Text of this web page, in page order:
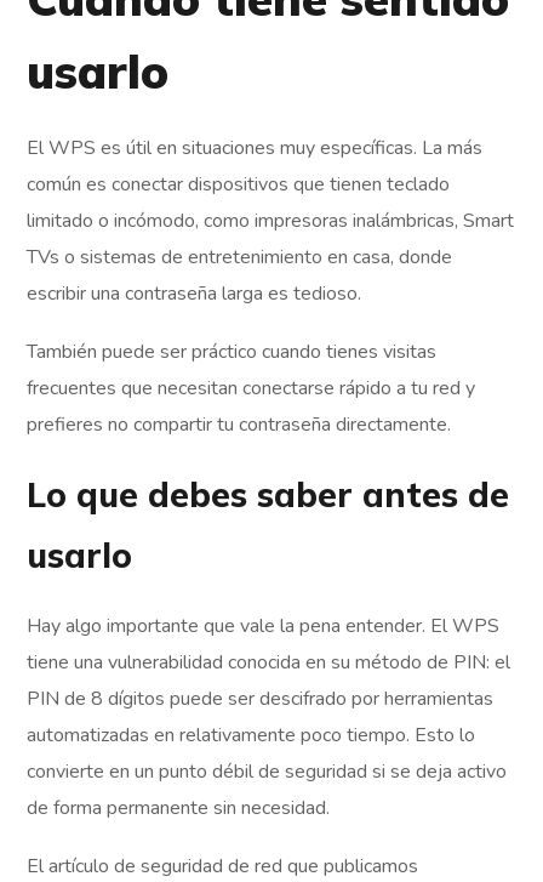
usarlo
El WPS es útil en situaciones muy específicas. La más
común es conectar dispositivos que tienen teclado
limitado o incómodo, como impresoras inalámbricas, Smart
TVs o sistemas de entretenimiento en casa, donde
escribir una contraseña larga es tedioso.
También puede ser práctico cuando tienes visitas
frecuentes que necesitan conectarse rápido a tu red y
prefieres no compartir tu contraseña directamente.
Lo que debes saber antes de
usarlo
Hay algo importante que vale la pena entender. El WPS
tiene una vulnerabilidad conocida en su método de PIN: el
PIN de 8 dígitos puede ser descifrado por herramientas
automatizadas en relativamente poco tiempo. Esto lo
convierte en un punto débil de seguridad si se deja activo
de forma permanente sin necesidad.
El artículo de seguridad de red que publicamos